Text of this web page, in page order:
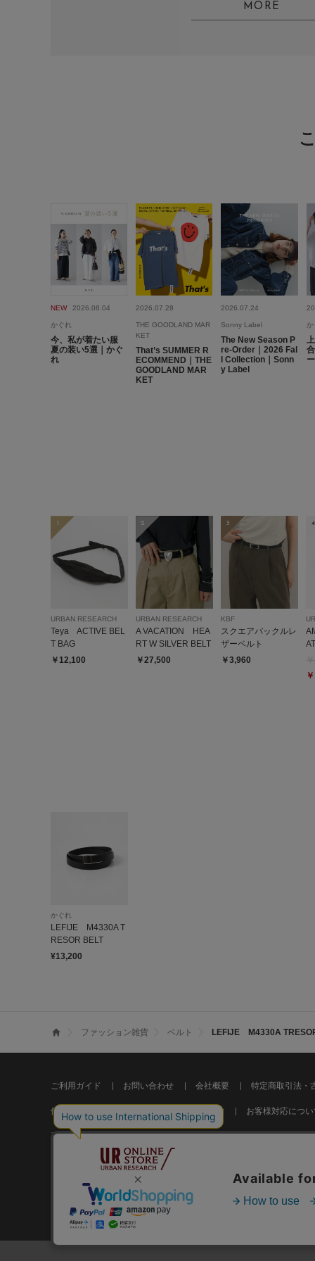
MORE
NEW 2026.08.04
かぐれ
今、私が着たい服
夏の装い5選｜かぐ
れ
2026.07.28
THE GOODLAND MAR
KET
That’s SUMMER R
ECOMMEND｜THE
GOODLAND MAR
KET
2026.07.24
Sonny Label
The New Season P
re-Order｜2026 Fal
l Collection｜Sonn
y Label
か
1
URBAN RESEARCH
Teya ACTIVE BEL
T BAG
￥12,100
2
URBAN RESEARCH
A VACATION HEA
RT W SILVER BELT
￥27,500
3
KBF
スクエアバックルレ
ザーベルト
￥3,960
4
かぐれ
LEFIJE M4330A T
RESOR BELT
¥13,200
ファッション雑貨 ベルト LEFIJE M4330A
ご利用ガイド お問い合わせ 会社概要 特定商取引法・
個人情報の取り扱いについて ご利用規約 お客様対応につ